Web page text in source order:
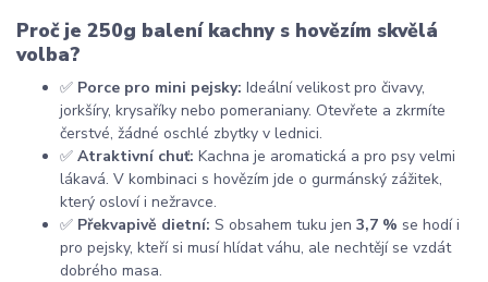
Proč je 250g balení kachny s hovězím skvělá
volba?
✅ Porce pro mini pejsky: Ideální velikost pro čivavy,
jorkšíry, krysaříky nebo pomeraniany. Otevřete a zkrmíte
čerstvé, žádné oschlé zbytky v lednici.
✅ Atraktivní chuť: Kachna je aromatická a pro psy velmi
lákavá. V kombinaci s hovězím jde o gurmánský zážitek,
který osloví i nežravce.
✅ Překvapivě dietní: S obsahem tuku jen 3,7 % se hodí i
pro pejsky, kteří si musí hlídat váhu, ale nechtějí se vzdát
dobrého masa.